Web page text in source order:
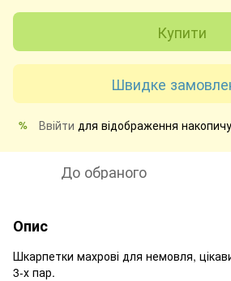
Купити
Швидке
% Ввійти для відображення
До обраного
Опис
Шкарпетки махрові для немовля,
3-х пар.